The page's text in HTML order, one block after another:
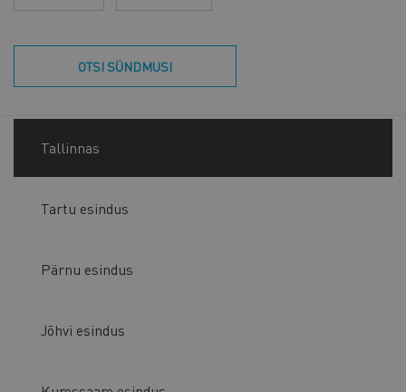
OTSI SÜNDMUSI
Tallinnas
Tartu esindus
Pärnu esindus
Jõhvi esindus